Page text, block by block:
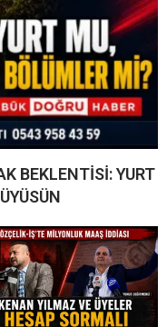
BEKLENTİSİ: YURT